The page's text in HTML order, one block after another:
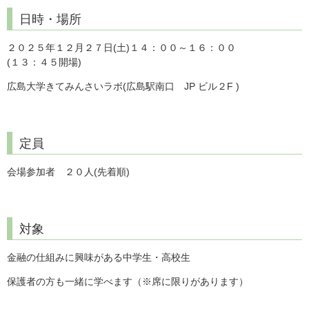
日時・場所
２０２５年１２月２７日(土)１４：００～１６：００
(１３：４５開場)
広島大学きてみんさいラボ(広島駅南口 JP ビル２F )
定員
会場参加者 ２０人(先着順)
対象
金融の仕組みに興味がある中学生・高校生
保護者の方も一緒に学べます （※席に限りがあります）